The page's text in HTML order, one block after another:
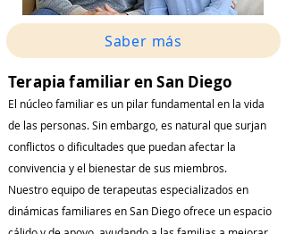
Saber más
Terapia familiar en San Diego
El núcleo familiar es un pilar fundamental en la vida
de las personas. Sin embargo, es natural que surjan
conflictos o dificultades que puedan afectar la
convivencia y el bienestar de sus miembros.
Nuestro equipo de terapeutas especializados en
dinámicas familiares en San Diego ofrece un espacio